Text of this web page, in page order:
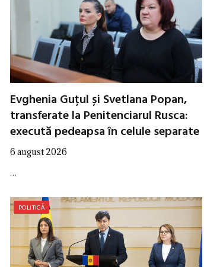
Evghenia Guțul și Svetlana Popan,
transferate la Penitenciarul Rusca:
execută pedeapsa în celule separate
6 august 2026
…
POLITICĂ